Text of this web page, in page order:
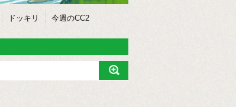
ドッキリ 今週のCC2